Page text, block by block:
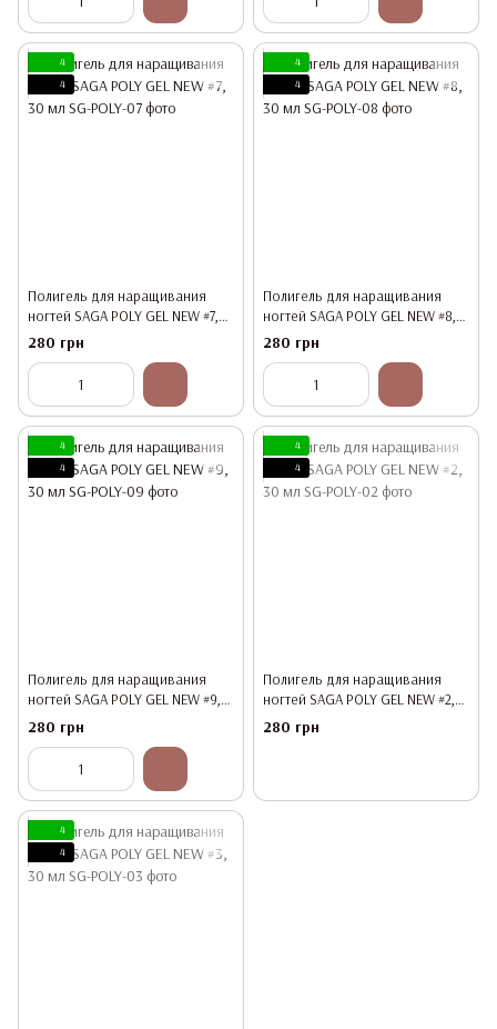
4
4
Полигель для наращивания
ногтей SAGA POLY GEL NEW #7,
30 мл
280 грн
4
4
Полигель для наращивания
ногтей SAGA POLY GEL NEW #8,
30 мл
280 грн
4
4
Полигель для наращивания
ногтей SAGA POLY GEL NEW #9,
30 мл
280 грн
4
4
Полигель для наращивания
ногтей SAGA POLY GEL NEW #2,
30 мл
280 грн
4
4